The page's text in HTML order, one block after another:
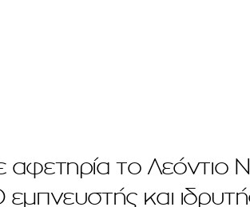
αφετηρία το Λεόντιο
εμπνευστής και